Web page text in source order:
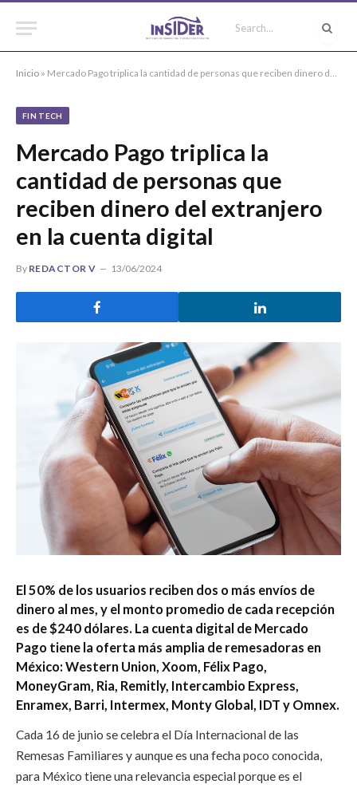
Inicio » Mercado Pago triplica la cantidad de personas que reciben dinero del extranjero en la cuenta digital
FIN TECH
Mercado Pago triplica la
cantidad de personas que
reciben dinero del extranjero
en la cuenta digital
By REDACTOR V 13/06/2024
El 50% de los usuarios reciben dos o más envíos de
dinero al mes, y el monto promedio de cada recepción
es de $240 dólares. La cuenta digital de Mercado
Pago tiene la oferta más amplia de remesadoras en
México: Western Union, Xoom, Félix Pago,
MoneyGram, Ria, Remitly, Intercambio Express,
Enramex, Barri, Intermex, Monty Global, IDT y Omnex.
Cada 16 de junio se celebra el Día Internacional de las
Remesas Familiares y aunque es una fecha poco conocida,
para México tiene una relevancia especial porque es el